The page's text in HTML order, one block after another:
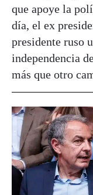
que apoye la
día, el ex
presidente ruso
independencia
más que otro